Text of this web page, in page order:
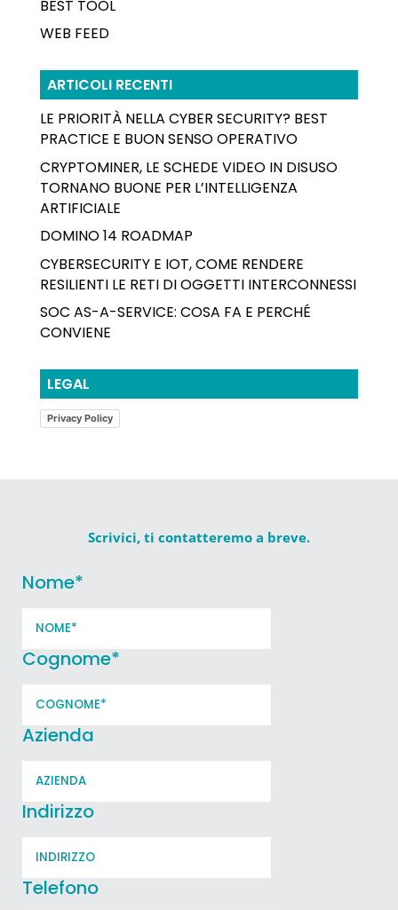
BEST TOOL
WEB FEED
ARTICOLI RECENTI
LE PRIORITÀ NELLA CYBER SECURITY? BEST
PRACTICE E BUON SENSO OPERATIVO
CRYPTOMINER, LE SCHEDE VIDEO IN DISUSO
TORNANO BUONE PER L’INTELLIGENZA
ARTIFICIALE
DOMINO 14 ROADMAP
CYBERSECURITY E IOT, COME RENDERE
RESILIENTI LE RETI DI OGGETTI INTERCONNESSI
SOC AS-A-SERVICE: COSA FA E PERCHÉ
CONVIENE
LEGAL
Privacy Policy
Scrivici, ti contatteremo a breve.
Nome*
Cognome*
Azienda
Indirizzo
Telefono